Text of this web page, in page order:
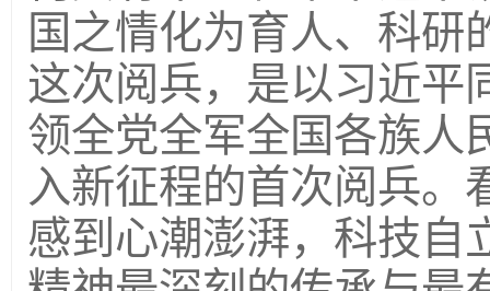
国之情化为育人、科研
这次阅兵，是以习近平
领全党全军全国各族人
入新征程的首次阅兵。
感到心潮澎湃，科技自